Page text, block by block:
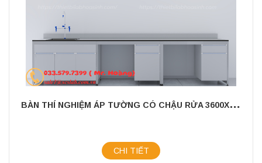
B
ÀN THÍ NGHIỆM ÁP TƯỜNG CÓ CHẬU RỬA 3600X750X800MM
CHI TIẾT